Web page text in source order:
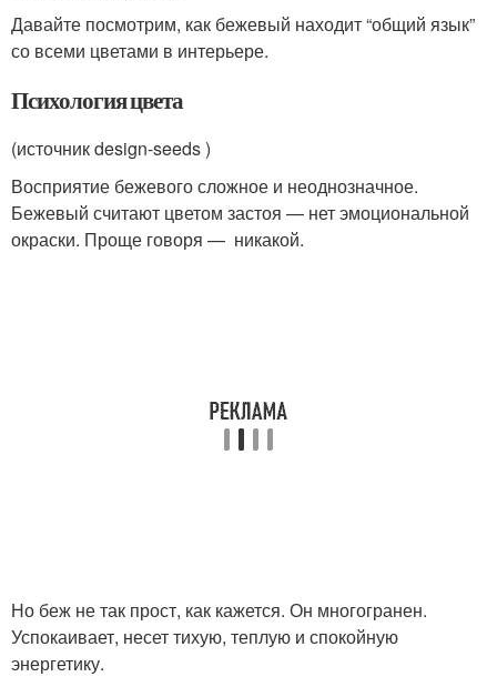
Давайте посмотрим, как бежевый находит “общий язык”
со всеми цветами в интерьере.
Психология цвета
(источник design-seeds )
Восприятие бежевого сложное и неоднозначное.
Бежевый считают цветом застоя — нет эмоциональной
окраски. Проще говоря — никакой.
Но беж не так прост, как кажется. Он многогранен.
Успокаивает, несет тихую, теплую и спокойную
энергетику.